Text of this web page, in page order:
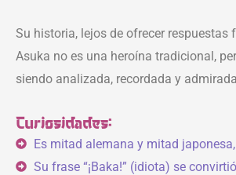
Su historia, lejos de ofrecer respuestas
Asuka no es una heroína tradicional,
siendo analizada, recordada y
Curiosidades:
Es mitad alemana y mitad
Su frase “¡Baka!” (idiota) se